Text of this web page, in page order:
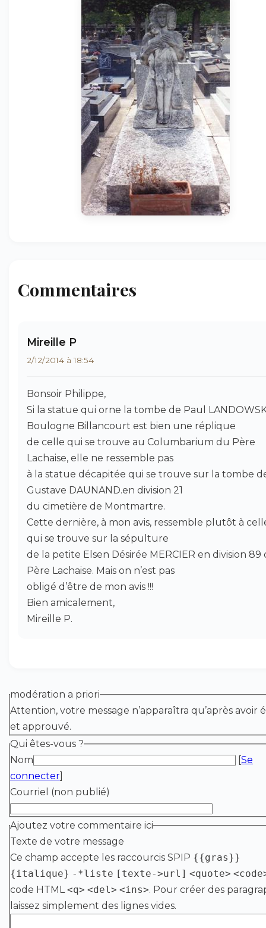
Commentaires
Mireille P
2/12/2014 à 18:54
Bonsoir Philippe,
Si la statue qui orne la tombe de Paul
Boulogne Billancourt est bien une réplique
de celle qui se trouve au Columbarium du Père
Lachaise, elle ne ressemble pas
à la statue décapitée qui se trouve sur la tombe
Gustave DAUNAND.en division 21
du cimetière de Montmartre.
Cette dernière, à mon avis, ressemble plutôt à
qui se trouve sur la sépulture
de la petite Elsen Désirée MERCIER en division 89
Père Lachaise. Mais on n’est pas
obligé d’être de mon avis !!!
Bien amicalement,
Mireille P.
modération a priori
Attention, votre message n’apparaîtra qu’après avoir
et approuvé.
Qui êtes-vous ?
Nom
[Se
connecter]
Courriel (non publié)
Ajoutez votre commentaire ici
Texte de votre message
Ce champ accepte les raccourcis SPIP {{gras}}
{italique} -*liste [texte->url] <quote>
code HTML<q> <del> <ins>. Pour créer des
laissez simplement des lignes vides.